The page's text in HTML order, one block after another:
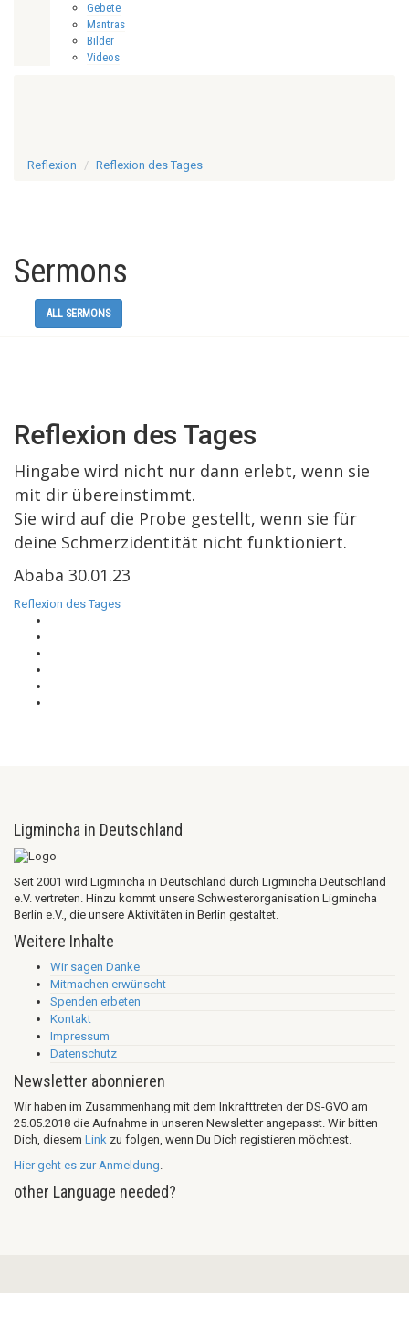
Gebete
Mantras
Bilder
Videos
Reflexion Reflexion des Tages
Sermons
ALL SERMONS
Reflexion des Tages
Hingabe wird nicht nur dann erlebt, wenn sie
mit dir übereinstimmt.
Sie wird auf die Probe gestellt, wenn sie für
deine Schmerzidentität nicht funktioniert.
Ababa 30.01.23
Reflexion des Tages
Ligmincha in Deutschland
Seit 2001 wird Ligmincha in Deutschland durch Ligmincha Deutschland
e.V. vertreten. Hinzu kommt unsere Schwesterorganisation Ligmincha
Berlin e.V., die unsere Aktivitäten in Berlin gestaltet.
Weitere Inhalte
Wir sagen Danke
Mitmachen erwünscht
Spenden erbeten
Kontakt
Impressum
Datenschutz
Newsletter abonnieren
Wir haben im Zusammenhang mit dem Inkrafttreten der DS-GVO am
25.05.2018 die Aufnahme in unseren Newsletter angepasst. Wir bitten
Dich, diesem Link zu folgen, wenn Du Dich registieren möchtest.
Hier geht es zur Anmeldung
other Language needed?